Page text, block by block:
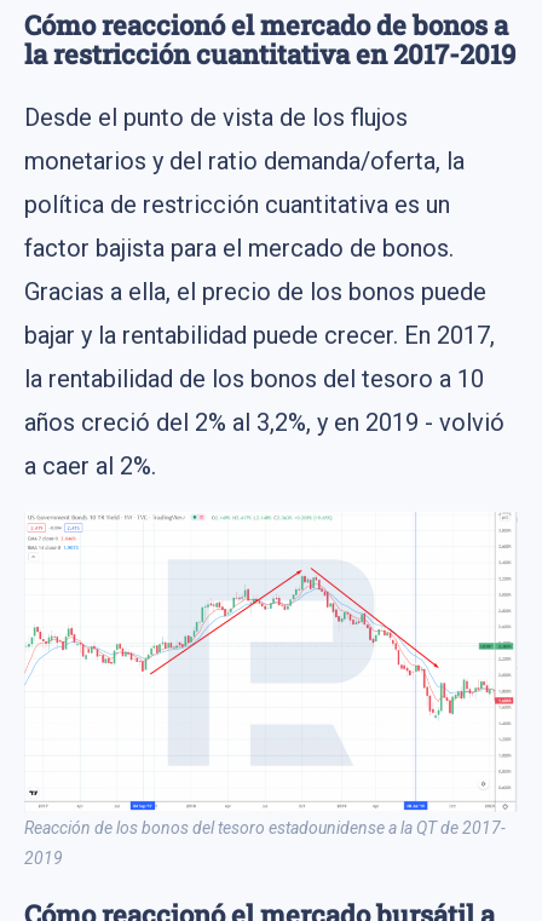
Cómo reaccionó el mercado de bonos a
la restricción cuantitativa en 2017-2019
Desde el punto de vista de los flujos
monetarios y del ratio demanda/oferta, la
política de restricción cuantitativa es un
factor bajista para el mercado de bonos.
Gracias a ella, el precio de los bonos puede
bajar y la rentabilidad puede crecer. En 2017,
la rentabilidad de los bonos del tesoro a 10
años creció del 2% al 3,2%, y en 2019 - volvió
a caer al 2%.
Reacción de los bonos del tesoro estadounidense a la QT de 2017-
2019